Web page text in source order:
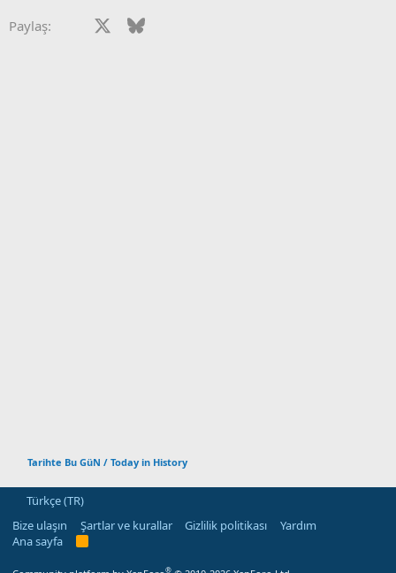
e
Paylaş: Facebook Bluesky
Tarihte Bu GüN / Today in History
Türkçe (TR)
Bize ulaşın
Şartlar ve kurallar Gizlilik politikası
Yardım
Ana sayfa
R
®